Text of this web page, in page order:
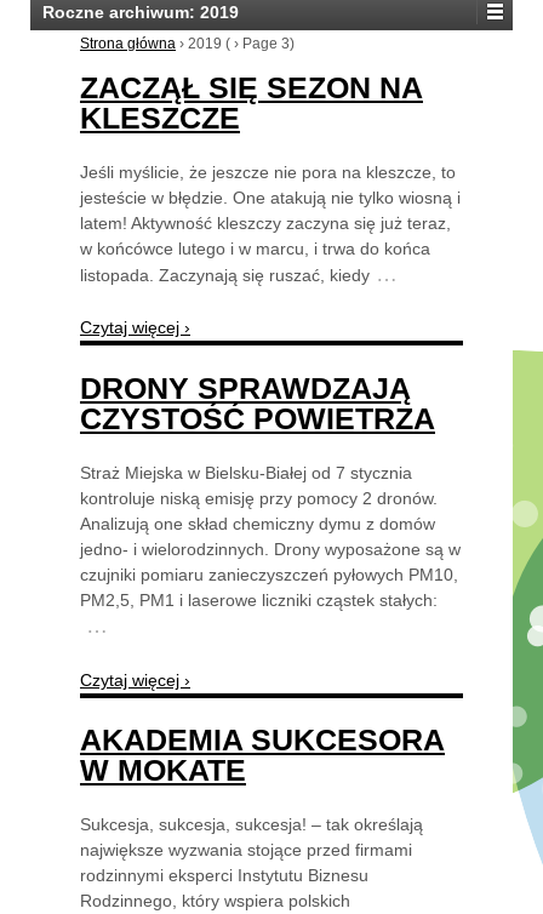
Roczne archiwum: 2019
Strona główna › 2019 ( › Page 3)
ZACZĄŁ SIĘ SEZON NA
KLESZCZE
Jeśli myślicie, że jeszcze nie pora na kleszcze, to
jesteście w błędzie. One atakują nie tylko wiosną i
latem! Aktywność kleszczy zaczyna się już teraz,
w końcówce lutego i w marcu, i trwa do końca
listopada. Zaczynają się ruszać, kiedy …
Czytaj więcej ›
DRONY SPRAWDZAJĄ
CZYSTOŚĆ POWIETRZA
Straż Miejska w Bielsku-Białej od 7 stycznia
kontroluje niską emisję przy pomocy 2 dronów.
Analizują one skład chemiczny dymu z domów
jedno- i wielorodzinnych. Drony wyposażone są w
czujniki pomiaru zanieczyszczeń pyłowych PM10,
PM2,5, PM1 i laserowe liczniki cząstek stałych:
…
Czytaj więcej ›
AKADEMIA SUKCESORA
W MOKATE
Sukcesja, sukcesja, sukcesja! – tak określają
największe wyzwania stojące przed firmami
rodzinnymi eksperci Instytutu Biznesu
Rodzinnego, który wspiera polskich